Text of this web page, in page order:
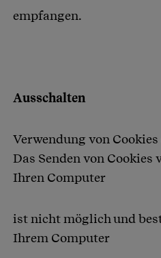
empfangen.
Ausschalten
Verwendung von
Das Senden von
Ihren Computer
ist nicht möglich und
Ihrem Computer